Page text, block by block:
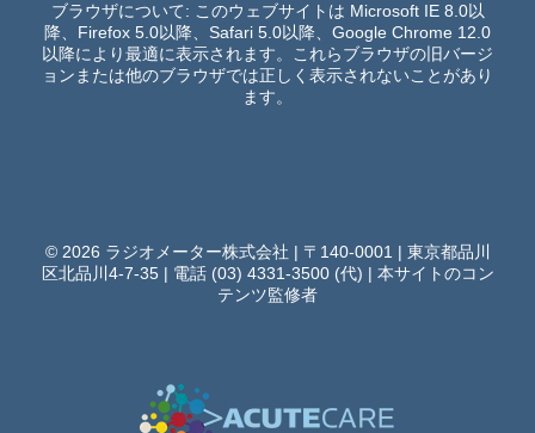
ブラウザについて: このウェブサイトは Microsoft IE 8.0以
降、Firefox 5.0以降、Safari 5.0以降、Google Chrome 12.0
以降により最適に表示されます。これらブラウザの旧バージ
ョンまたは他のブラウザでは正しく表示されないことがあり
ます。
© 2026 ラジオメーター株式会社 | 〒140-0001 | 東京都品川
区北品川4-7-35 | 電話 (03) 4331-3500 (代) | 本サイトのコン
テンツ監修者